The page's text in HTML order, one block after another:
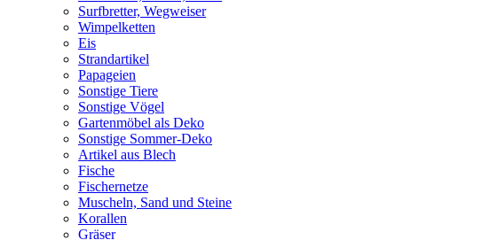
Surfbretter, Wegweiser
Wimpelketten
Eis
Strandartikel
Papageien
Sonstige Tiere
Sonstige Vögel
Gartenmöbel als Deko
Sonstige Sommer-Deko
Artikel aus Blech
Fische
Fischernetze
Muscheln, Sand und Steine
Korallen
Gräser